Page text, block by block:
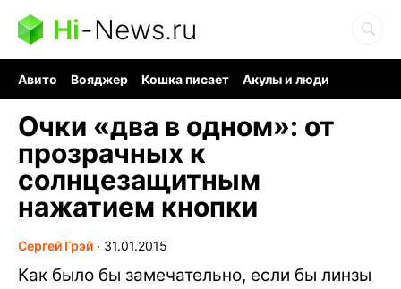
Hi-News.ru
Авито Вояджер Кошка писает
Акулы и люди
Очки «два в одном»: от
прозрачных к
солнцезащитным
нажатием кнопки
Сергей Грэй ∙ 31.01.2015
Как было бы замечательно, если бы линзы